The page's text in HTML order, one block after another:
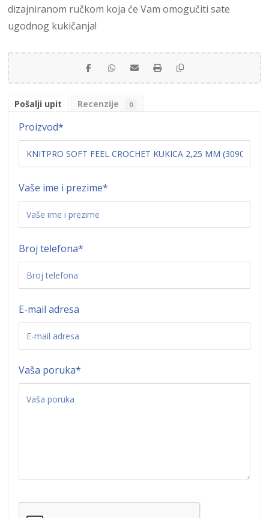
dizajniranom ručkom koja će Vam omogučiti sate
ugodnog kukičanja!
Pošalji upit Recenzije 0
Proizvod*
Vaše ime i prezime*
Broj telefona*
E-mail adresa
Vaša poruka*